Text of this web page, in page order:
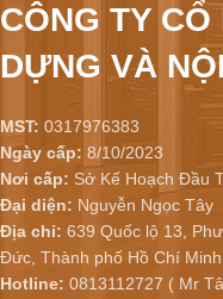
CÔNG TY
DỰNG VÀ
MST: 0317976383
Ngày cấp: 8/10/2023
Nơi cấp: Sở Kế Hoạch Đầu
Đại diện: Nguyễn Ngọc Tây
Địa chỉ: 639 Quốc lộ 13,
Đức, Thành phố Hồ Chí
Hotline: 0813112727 ( Mr